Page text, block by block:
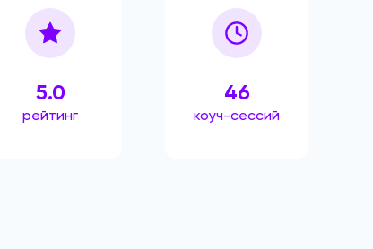
5.0
рейтинг
46
коуч-сессий